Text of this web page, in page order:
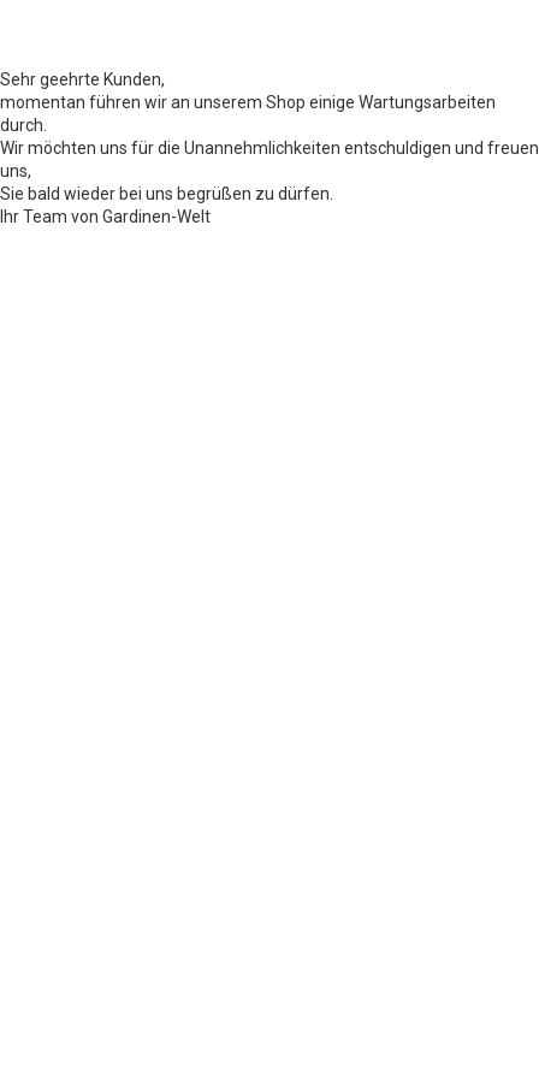
Sehr geehrte Kunden,
momentan führen wir an unserem Shop einige Wartungsarbeiten
durch.
Wir möchten uns für die Unannehmlichkeiten entschuldigen und freuen
uns,
Sie bald wieder bei uns begrüßen zu dürfen.
Ihr Team von Gardinen-Welt